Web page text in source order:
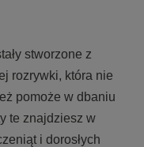
stworzone z
rozrywki, która nie
pomoże w dbaniu
te znajdziesz w
i dorosłych